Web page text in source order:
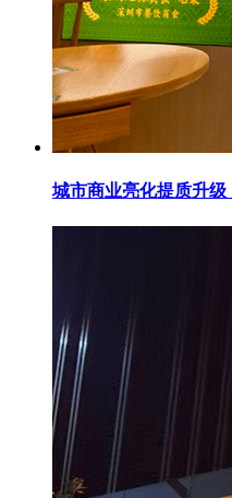
城市商业亮化提质升